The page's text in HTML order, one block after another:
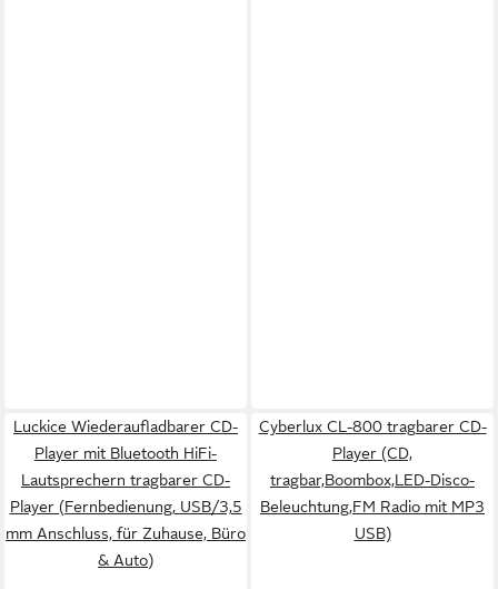
Luckice Wiederaufladbarer CD-
Player mit Bluetooth HiFi-
Lautsprechern tragbarer CD-
Player (Fernbedienung, USB/3,5
mm Anschluss, für Zuhause, Büro
& Auto)
Cyberlux CL-800 tragbarer CD-
Player (CD,
tragbar,Boombox,LED-Disco-
Beleuchtung,FM Radio mit MP3
USB)